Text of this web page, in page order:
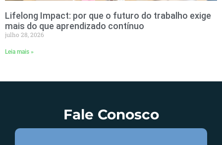
Lifelong Impact: por que o futuro do trabalho exige
mais do que aprendizado contínuo
julho 28, 2026
Leia mais »
Fale Conosco